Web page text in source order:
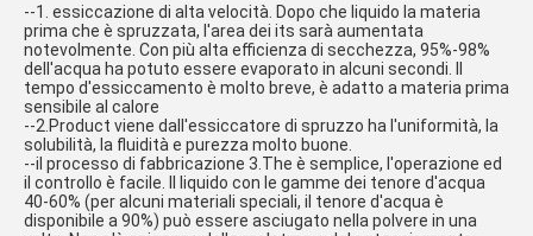
--1. essiccazione di alta velocità. Dopo che liquido la materia
prima che è spruzzata, l'area dei its sarà aumentata
notevolmente. Con più alta efficienza di secchezza, 95%-98%
dell'acqua ha potuto essere evaporato in alcuni secondi. Il
tempo d'essiccamento è molto breve, è adatto a materia prima
sensibile al calore
--2.Product viene dall'essiccatore di spruzzo ha l'uniformità, la
solubilità, la fluidità e purezza molto buone.
--il processo di fabbricazione 3.The è semplice, l'operazione ed
il controllo è facile. Il liquido con le gamme dei tenore d'acqua
40-60% (per alcuni materiali speciali, il tenore d'acqua è
disponibile a 90%) può essere asciugato nella polvere in una